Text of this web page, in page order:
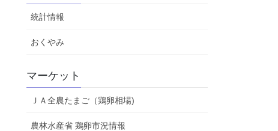
統計情報
おくやみ
マーケット
ＪＡ全農たまご（鶏卵相場)
農林水産省 鶏卵市況情報